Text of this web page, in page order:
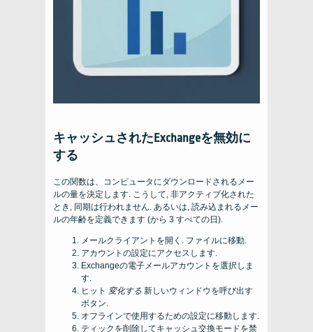
キャッシュされたExchangeを無効に
する
この関数は、コンピュータにダウンロードされるメー
ルの量を決定します. こうして, 非アクティブ化された
とき, 同期は行われません. あるいは, 読み込まれるメー
ルの年齢を定義できます (から 3 すべての日).
メールクライアントを開く. ファイルに移動.
アカウントの設定にアクセスします.
Exchangeの電子メールアカウントを選択しま
す.
ヒット 変化する 新しいウィンドウを呼び出す
ボタン.
オフラインで使用するための設定に移動します.
ティックを削除してキャッシュ交換モードを禁